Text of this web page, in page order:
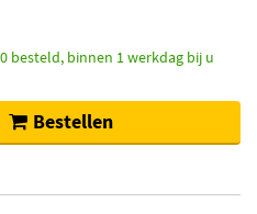
besteld, binnen 1 werkdag bij u
Bestellen